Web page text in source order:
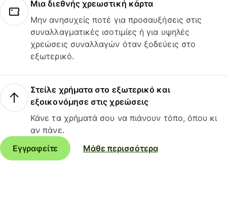
Μια διεθνής χρεωστική κάρτα
Μην ανησυχείς ποτέ για προσαυξήσεις στις
συναλλαγματικές ισοτιμίες ή για υψηλές
χρεώσεις συναλλαγών όταν ξοδεύεις στο
εξωτερικό.
Στείλε χρήματα στο εξωτερικό και
εξοικονόμησε στις χρεώσεις
Κάνε τα χρήματά σου να πιάνουν τόπο, όπου κι
αν πάνε.
Εγγραφείτε
Μάθε περισσότερα